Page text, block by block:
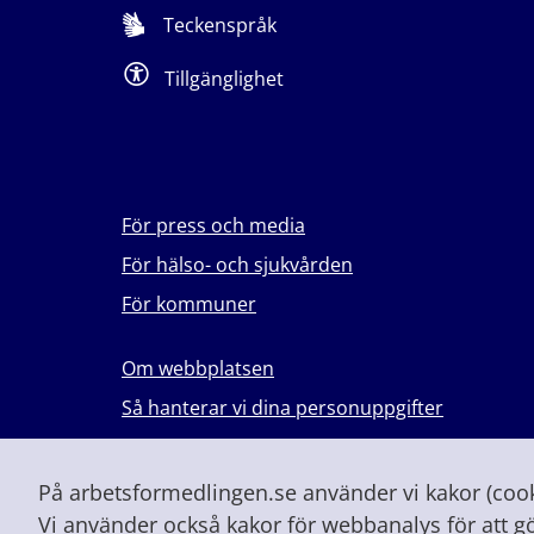
På arbetsformedlingen.se använder vi kakor
Vi använder också kakor för webbanalys för att
Teckenspråk
Tillgänglighet
För press och media
För hälso- och sjukvården
För kommuner
Om webbplatsen
Så hanterar vi dina personuppgifter
Lever du med våld i en nära relation?
Vid höjd beredskap och krig